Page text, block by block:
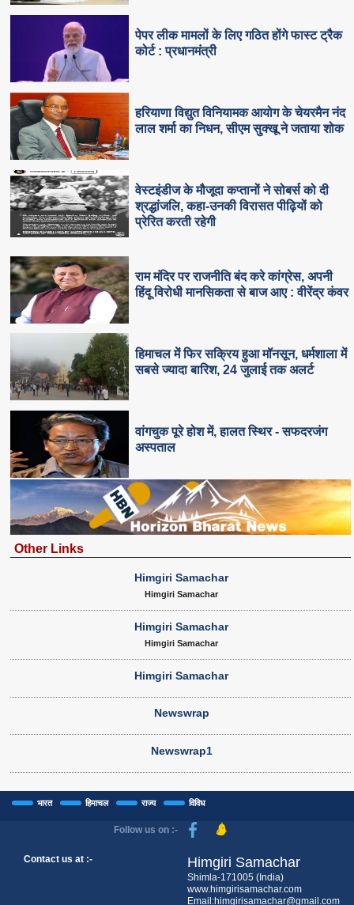
पेपर लीक मामलों के लिए गठित होंगे फास्ट ट्रैक
कोर्ट : प्रधानमंत्री
हरियाणा विद्युत विनियामक आयोग के चेयरमैन नंद
लाल शर्मा का निधन, सीएम सुक्‍खू ने जताया शोक
वेस्टइंडीज के मौजूदा कप्तानों ने सोबर्स को दी
श्रद्धांजलि, कहा-उनकी विरासत पीढ़ियों को
प्रेरित करती रहेगी
राम मंदिर पर राजनीति बंद करे कांग्रेस, अपनी
हिंदू विरोधी मानसिकता से बाज आए : वीरेंद्र कंवर
हिमाचल में फिर सक्रिय हुआ मॉनसून, धर्मशाला में
सबसे ज्यादा बारिश, 24 जुलाई तक अलर्ट
वांगचुक पूरे होश में, हालत स्थिर - सफदरजंग
अस्पताल
Other Links
Himgiri Samachar
Himgiri Samachar
Himgiri Samachar
Himgiri Samachar
Himgiri Samachar
Newswrap
Newswrap1
भारत हिमाचल राज्य विविध
Follow us on :-
Contact us at :- Himgiri Samachar
Shimla-171005 (India)
www.himgirisamachar.com
Email:himgirisamachar@gmail.com